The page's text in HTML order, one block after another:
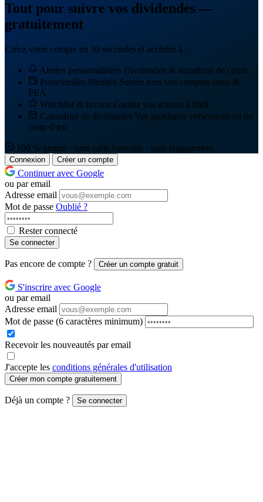
Tout pour suivre vos dividendes —
gratuitement
Créez votre compte en 30 secondes et accédez à :
Alertes personnalisées Dividendes & variations de cours
Portefeuilles illimités Suivez tous vos comptes titres &
PEA
Watchlist & favoris Gardez vos actions à l'œil
Calendrier de dividendes Vos prochains versements en un
coup d'œil
100 % gratuit · sans carte bancaire · sans engagement
Connexion Créer un compte
Continuer avec Google
ou par email
Adresse email
Mot de passe Oublié ?
Rester connecté
Se connecter
Pas encore de compte ? Créer un compte gratuit
S'inscrire avec Google
ou par email
Adresse email
Mot de passe (6 caractères minimum)
Recevoir les nouveautés par email
J'accepte les conditions générales d'utilisation
Créer mon compte gratuitement
Déjà un compte ? Se connecter